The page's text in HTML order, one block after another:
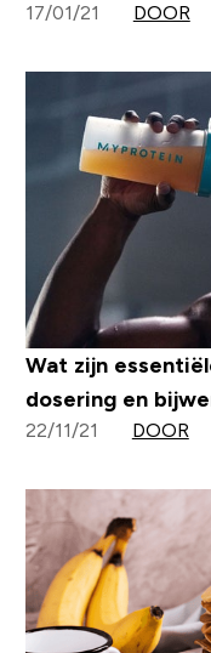
17/01/21 DOOR
Wat zijn
dosering en
22/11/21 DOOR